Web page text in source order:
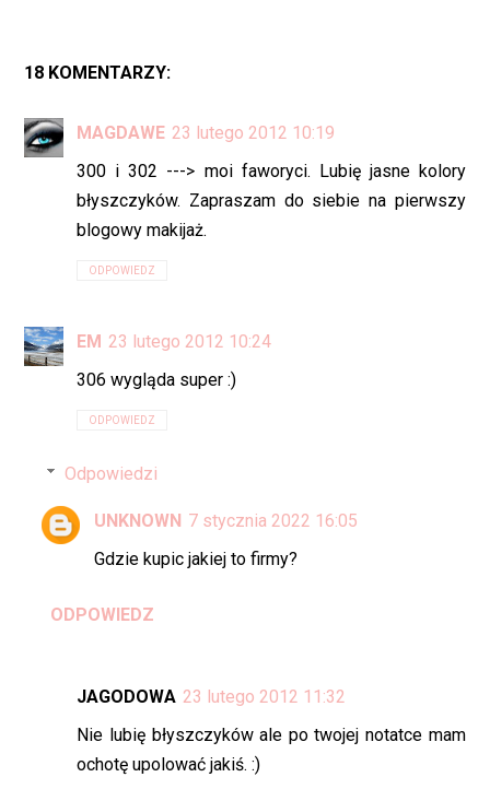
18 KOMENTARZY:
MAGDAWE 23 lutego 2012 10:19
300 i 302 ---> moi faworyci. Lubię jasne kolory
błyszczyków. Zapraszam do siebie na pierwszy
blogowy makijaż.
ODPOWIEDZ
EM 23 lutego 2012 10:24
306 wygląda super :)
ODPOWIEDZ
Odpowiedzi
UNKNOWN 7 stycznia 2022 16:05
Gdzie kupic jakiej to firmy?
ODPOWIEDZ
JAGODOWA 23 lutego 2012 11:32
Nie lubię błyszczyków ale po twojej notatce mam
ochotę upolować jakiś. :)